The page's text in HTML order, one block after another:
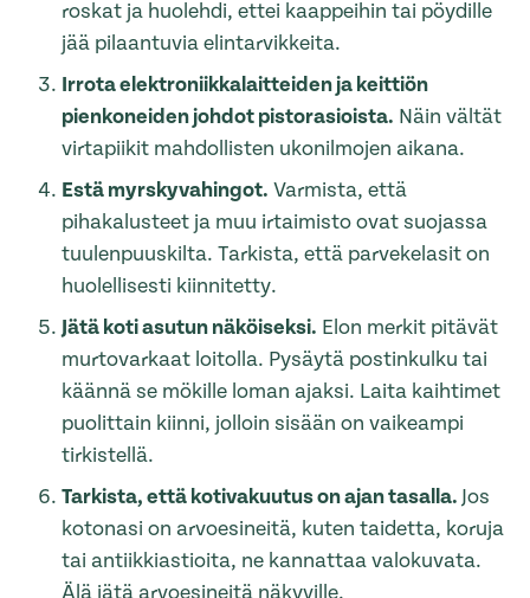
roskat ja huolehdi, ettei kaappeihin tai pöydille
jää pilaantuvia elintarvikkeita.
Irrota elektroniikkalaitteiden ja keittiön
pienkoneiden johdot pistorasioista. Näin vältät
virtapiikit mahdollisten ukonilmojen aikana.
Estä myrskyvahingot. Varmista, että
pihakalusteet ja muu irtaimisto ovat suojassa
tuulenpuuskilta. Tarkista, että parvekelasit on
huolellisesti kiinnitetty.
Jätä koti asutun näköiseksi. Elon merkit pitävät
murtovarkaat loitolla. Pysäytä postinkulku tai
käännä se mökille loman ajaksi. Laita kaihtimet
puolittain kiinni, jolloin sisään on vaikeampi
tirkistellä.
Tarkista, että kotivakuutus on ajan tasalla. Jos
kotonasi on arvoesineitä, kuten taidetta, koruja
tai antiikkiastioita, ne kannattaa valokuvata.